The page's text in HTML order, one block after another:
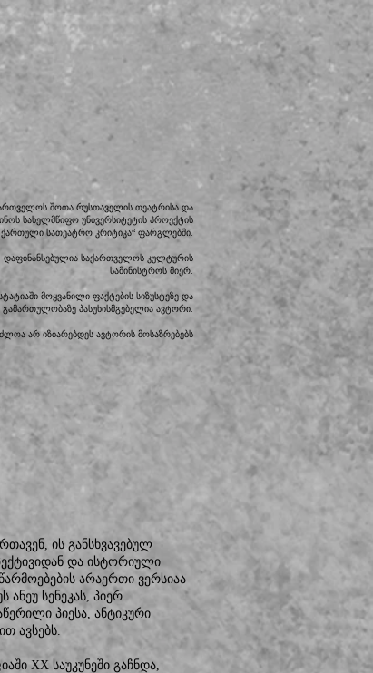
შოთა რუსთაველის თეატრისა და
სახელმწიფო უნივერსიტეტის პროექტის
ქართული სათეატრო კრიტიკა“ ფარგლებში.
დაფინანსებულია საქართველოს კულტურის
სამინისტროს მიერ.
მოყვანილი ფაქტების სიზუსტეზე და
პასუხისმგებელია ავტორი.
არ იზიარებდეს ავტორის მოსაზრებებს
ის განსხვავებულ
და ისტორიული
არაერთი ვერსიაა
სენეკას, პიერ
პიესა, ანტიკური
ავსებს.
XX საუკუნეში გაჩნდა,